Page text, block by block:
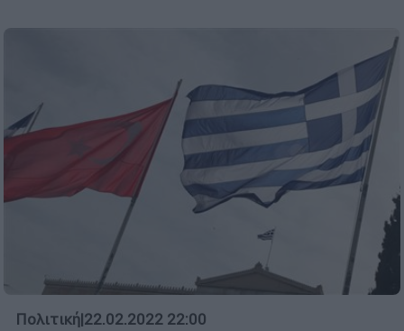
Πολιτική|22.02.2022 22:00